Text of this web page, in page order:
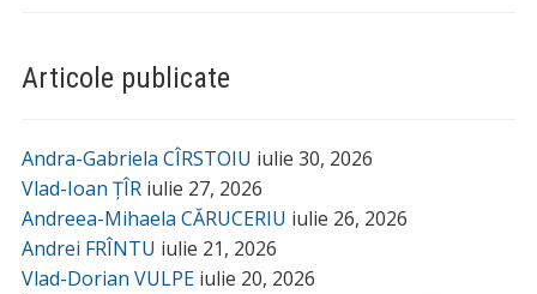
Articole publicate
Andra-Gabriela CÎRSTOIU iulie 30, 2026
Vlad-Ioan ȚÎR iulie 27, 2026
Andreea-Mihaela CĂRUCERIU iulie 26, 2026
Andrei FRÎNTU iulie 21, 2026
Vlad-Dorian VULPE iulie 20, 2026